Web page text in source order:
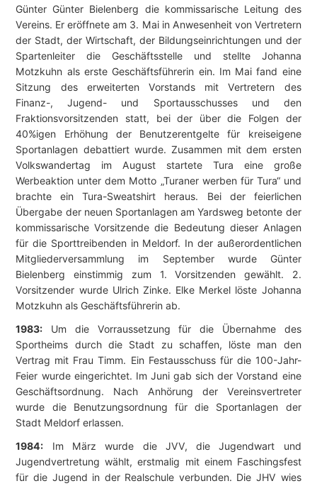
Günter Günter Bielenberg die kommissarische Leitung des
Vereins. Er eröffnete am 3. Mai in Anwesenheit von Vertretern
der Stadt, der Wirtschaft, der Bildungseinrichtungen und der
Spartenleiter die Geschäftsstelle und stellte Johanna
Motzkuhn als erste Geschäftsführerin ein. Im Mai fand eine
Sitzung des erweiterten Vorstands mit Vertretern des
Finanz-, Jugend- und Sportausschusses und den
Fraktionsvorsitzenden statt, bei der über die Folgen der
40%igen Erhöhung der Benutzerentgelte für kreiseigene
Sportanlagen debattiert wurde. Zusammen mit dem ersten
Volkswandertag im August startete Tura eine große
Werbeaktion unter dem Motto „Turaner werben für Tura“ und
brachte ein Tura-Sweatshirt heraus. Bei der feierlichen
Übergabe der neuen Sportanlagen am Yardsweg betonte der
kommissarische Vorsitzende die Bedeutung dieser Anlagen
für die Sporttreibenden in Meldorf. In der außerordentlichen
Mitgliederversammlung im September wurde Günter
Bielenberg einstimmig zum 1. Vorsitzenden gewählt. 2.
Vorsitzender wurde Ulrich Zinke. Elke Merkel löste Johanna
Motzkuhn als Geschäftsführerin ab.
1983: Um die Vorraussetzung für die Übernahme des
Sportheims durch die Stadt zu schaffen, löste man den
Vertrag mit Frau Timm. Ein Festausschuss für die 100-Jahr-
Feier wurde eingerichtet. Im Juni gab sich der Vorstand eine
Geschäftsordnung. Nach Anhörung der Vereinsvertreter
wurde die Benutzungsordnung für die Sportanlagen der
Stadt Meldorf erlassen.
1984: Im März wurde die JVV, die Jugendwart und
Jugendvertretung wählt, erstmalig mit einem Faschingsfest
für die Jugend in der Realschule verbunden. Die JHV wies